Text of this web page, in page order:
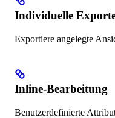
Individuelle
Exportiere angelegte
Inline-Bearbeitung
Benutzerdefinierte